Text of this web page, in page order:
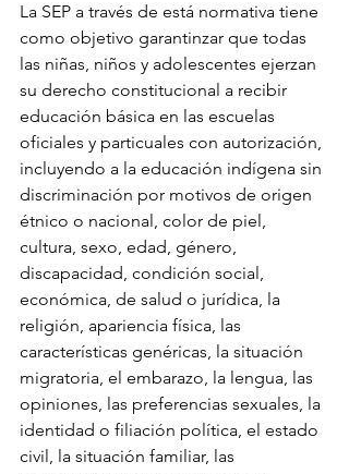
La SEP a través de está normativa tiene
como objetivo garantinzar que todas
las niñas, niños y adolescentes ejerzan
su derecho constitucional a recibir
educación básica en las escuelas
oficiales y particuales con autorización,
incluyendo a la educación indígena sin
discriminación por motivos de origen
étnico o nacional, color de piel,
cultura, sexo, edad, género,
discapacidad, condición social,
económica, de salud o jurídica, la
religión, apariencia física, las
características genéricas, la situación
migratoria, el embarazo, la lengua, las
opiniones, las preferencias sexuales, la
identidad o filiación política, el estado
civil, la situación familiar, las